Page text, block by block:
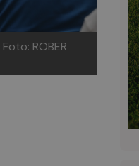
Foto: ROBER